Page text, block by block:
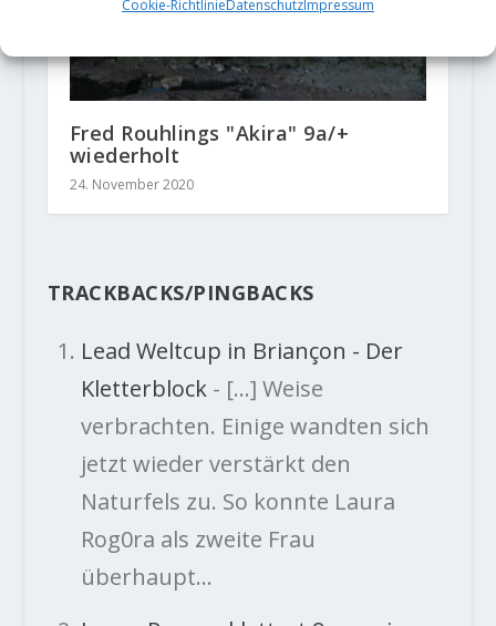
Cookie-RichtlinieDatenschutz Impressum
Fred Rouhlings "Akira" 9a/+
wiederholt
24. November 2020
TRACKBACKS/PINGBACKS
Lead Weltcup in Briançon - Der
Kletterblock- […] Weise
verbrachten. Einige wandten sich
jetzt wieder verstärkt den
Naturfels zu. So konnte Laura
Rog0ra als zweite Frau
überhaupt…